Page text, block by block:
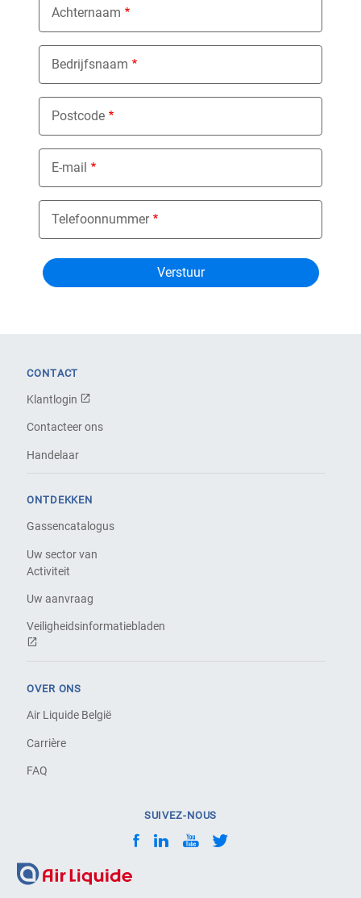
Achternaam
Bedrijfsnaam
Postcode
E-mail
Telefoonnummer
CONTACT
Klantlogin
Contacteer ons
Handelaar
ONTDEKKEN
Gassencatalogus
Uw sector van
Activiteit
Uw aanvraag
Veiligheidsinformatiebladen
OVER ONS
Air Liquide België
Carrière
FAQ
SUIVEZ-NOUS